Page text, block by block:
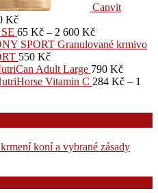
Canvit
Kč
65 Kč – 2 600 Kč
Granulované krmivo
550 Kč
Adult Large 790 Kč
Vitamin C 284 Kč – 1
koní a vybrané zásady